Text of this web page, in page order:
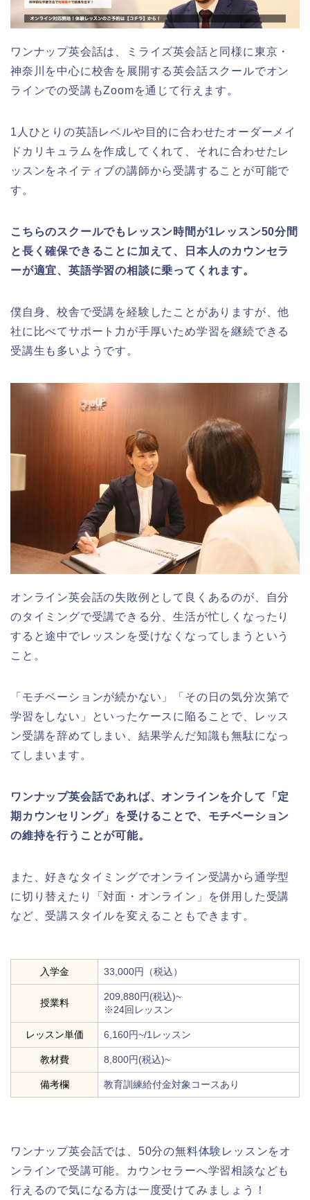
ワンナップ英会話は、ミライズ英会話と同様に東京・
神奈川を中心に校舎を展開する英会話スクールでオン
ラインでの受講もZoomを通じて行えます。
1人ひとりの英語レベルや目的に合わせたオーダーメイ
ドカリキュラムを作成してくれて、それに合わせたレ
ッスンをネイティブの講師から受講することが可能で
す。
こちらのスクールでもレッスン時間が1レッスン50分間
と長く確保できることに加えて、日本人のカウンセラ
ーが適宜、英語学習の相談に乗ってくれます。
僕自身、校舎で受講を経験したことがありますが、他
社に比べてサポート力が手厚いため学習を継続できる
受講生も多いようです。
オンライン英会話の失敗例として良くあるのが、自分
のタイミングで受講できる分、生活が忙しくなったり
すると途中でレッスンを受けなくなってしまうという
こと。
「モチベーションが続かない」「その日の気分次第で
学習をしない」といったケースに陥ることで、レッス
ン受講を辞めてしまい、結果学んだ知識も無駄になっ
てしまいます。
ワンナップ英会話であれば、オンラインを介して「定
期カウンセリング」を受けることで、モチベーション
の維持を行うことが可能。
また、好きなタイミングでオンライン受講から通学型
に切り替えたり「対面・オンライン」を併用した受講
など、受講スタイルを変えることもできます。
入学金 33,000円（税込）
授業料
209,880円(税込)~
※24回レッスン
レッスン単価 6,160円~/1レッスン
教材費 8,800円(税込)~
備考欄 教育訓練給付金対象コースあり
ワンナップ英会話では、50分の無料体験レッスンをオ
ンラインで受講可能。カウンセラーへ学習相談なども
行えるので気になる方は一度受けてみましょう！